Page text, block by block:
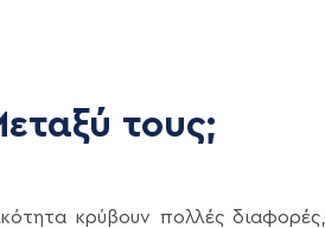
τους;
κρύβουν πολλές διαφορές,